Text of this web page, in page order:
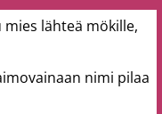
lähteä mökille,
nimi pilaa